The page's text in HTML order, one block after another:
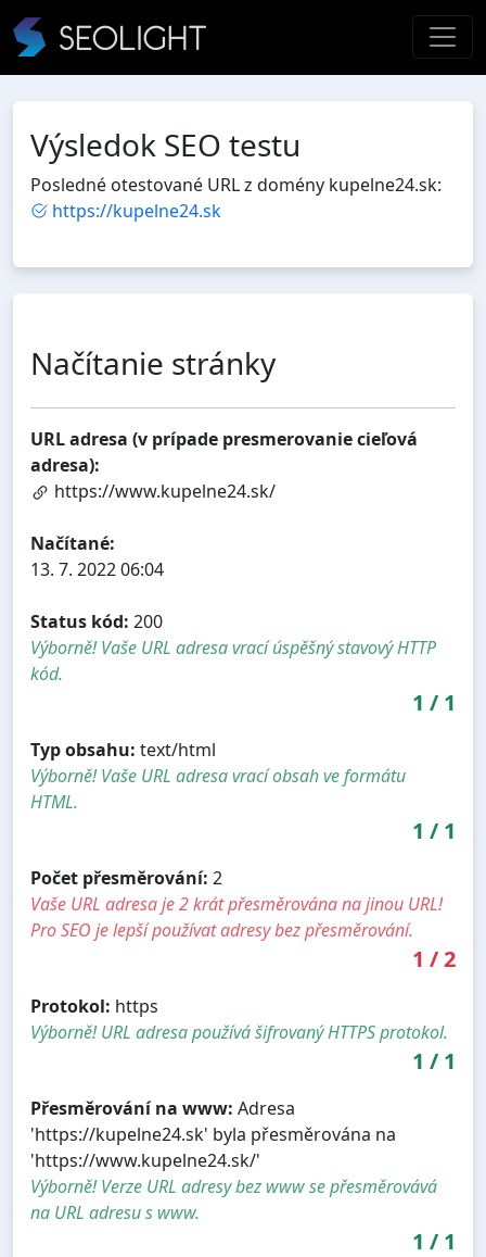
Výsledok SEO testu
Posledné otestované URL z domény kupelne24.sk:
https://kupelne24.sk
Načítanie stránky
URL adresa (v prípade presmerovanie cieľová
adresa):
https://www.kupelne24.sk/
Načítané:
13. 7. 2022 06:04
Status kód: 200
Výborně! Vaše URL adresa vrací úspěšný stavový HTTP
kód.
1 / 1
Typ obsahu: text/html
Výborně! Vaše URL adresa vrací obsah ve formátu
HTML.
1 / 1
Počet přesměrování: 2
Vaše URL adresa je 2 krát přesměrována na jinou URL!
Pro SEO je lepší používat adresy bez přesměrování.
1 /2
Protokol: https
Výborně! URL adresa používá šifrovaný HTTPS protokol.
1 / 1
Přesměrování na www: Adresa
'https://kupelne24.sk' byla přesměrována na
'https://www.kupelne24.sk/'
Výborně! Verze URL adresy bez www se přesměrovává
na URL adresu s www.
1 / 1